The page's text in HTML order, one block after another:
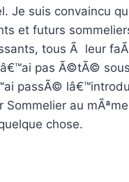
Je suis convaincu
et futurs
tous Ã leur
pas Ã©tÃ©
passÃ©
Sommelier au
chose.